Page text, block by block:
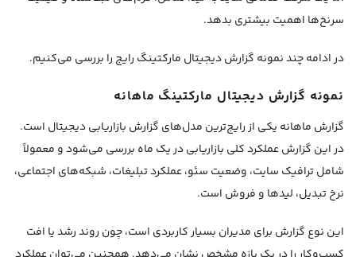
سرنخ‌ها اهمیت بیشتری بدهد.
در ادامه چند نمونه گزارش دیجیتال مارکتینگ رایج را بررسی می‌کنیم.
نمونه گزارش دیجیتال مارکتینگ ماهانه
گزارش ماهانه یکی از رایج‌ترین مدل‌های گزارش بازاریابی دیجیتال است.
در این گزارش عملکرد کلی بازاریابی در یک ماه بررسی می‌شود و معمولاً
شامل ترافیک سایت، وضعیت سئو، عملکرد تبلیغات، شبکه‌های اجتماعی،
نرخ تبدیل، لیدها و فروش است.
این نوع گزارش برای مدیران بسیار کاربردی است، چون روند رشد یا افت